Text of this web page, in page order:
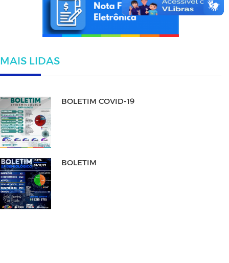
MAIS LIDAS
BOLETIM COVID-19
BOLETIM